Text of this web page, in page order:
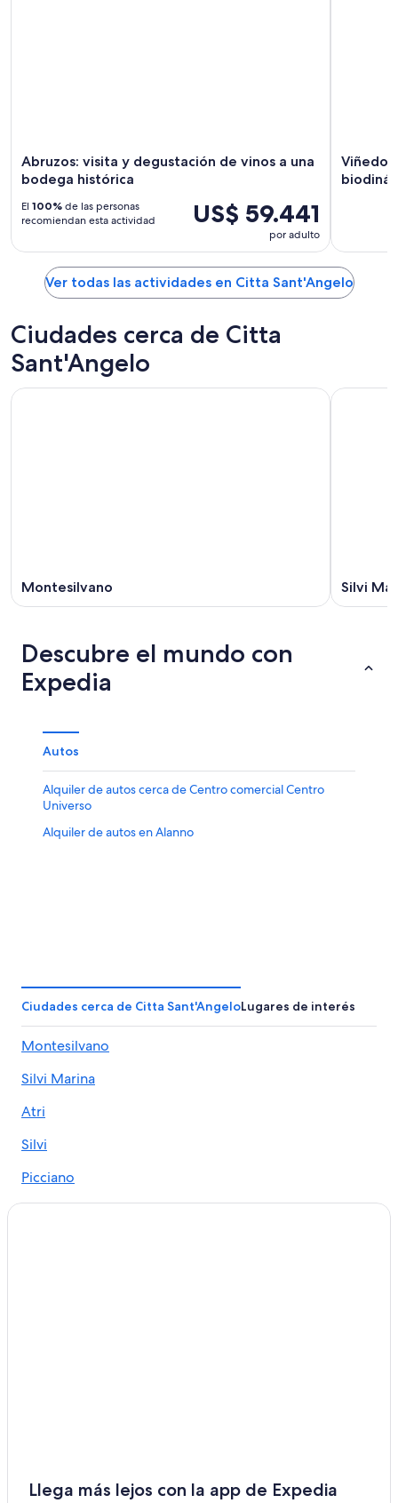
Abruzos: visita y degustación de vinos a una
bodega histórica
US$ 59.441
por adulto
El 100% de las personas
recomiendan esta actividad
Ver todas las actividades en Citta Sant'Angelo
Ciudades cerca de Citta
Sant'Angelo
Montesilvano Silvi
Descubre el mundo con
Expedia
Autos
Alquiler de autos cerca de Centro comercial Centro
Universo
Alquiler de autos en Alanno
Ciudades cerca de Citta Sant'AngeloLugares de interés
Montesilvano
Silvi Marina
Atri
Silvi
Picciano
Marina de la ciudad Sant'Angelo
Llega más lejos con la app de Expedia